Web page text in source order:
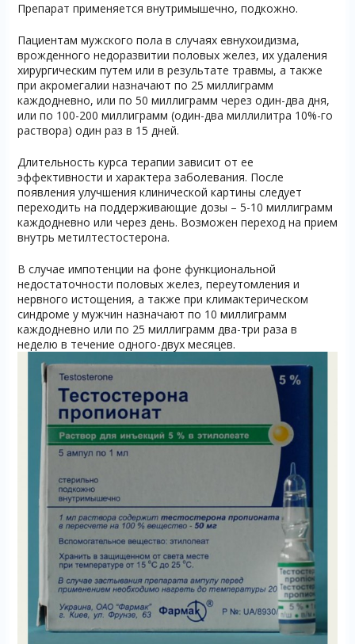
Препарат применяется внутримышечно, подкожно.
Пациентам мужского пола в случаях евнухоидизма,
врожденного недоразвитии половых желез, их удаления
хирургическим путем или в результате травмы, а также
при акромегалии назначают по 25 миллиграмм
каждодневно, или по 50 миллиграмм через один-два дня,
или по 100-200 миллиграмм (один-два миллилитра 10%-го
раствора) один раз в 15 дней.
Длительность курса терапии зависит от ее
эффективности и характера заболевания. После
появления улучшения клинической картины следует
переходить на поддерживающие дозы – 5-10 миллиграмм
каждодневно или через день. Возможен переход на прием
внутрь метилтестостерона.
В случае импотенции на фоне функциональной
недостаточности половых желез, переутомления и
нервного истощения, а также при климактерическом
синдроме у мужчин назначают по 10 миллиграмм
каждодневно или по 25 миллиграмм два-три раза в
неделю в течение одного-двух месяцев.